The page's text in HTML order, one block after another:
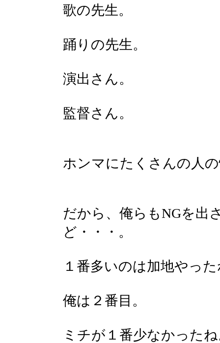
歌の先生。
踊りの先生。
演出さん。
監督さん。
ホンマにたくさんの人
だから、俺らもNGを出
ど・・・。
１番多いのは加地やっ
俺は２番目。
ミチが１番少なかった